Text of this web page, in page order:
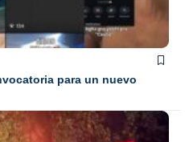
para un nuevo